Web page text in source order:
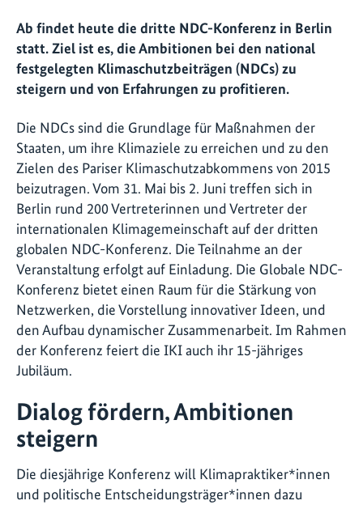
Ab findet heute die dritte NDC-Konferenz in Berlin
statt. Ziel ist es, die Ambitionen bei den national
festgelegten Klimaschutzbeiträgen (NDCs) zu
steigern und von Erfahrungen zu profitieren.
Die NDCs sind die Grundlage für Maßnahmen der
Staaten, um ihre Klimaziele zu erreichen und zu den
Zielen des Pariser Klimaschutzabkommens von 2015
beizutragen. Vom 31. Mai bis 2. Juni treffen sich in
Berlin rund 200 Vertreterinnen und Vertreter der
internationalen Klimagemeinschaft auf der dritten
globalen NDC-Konferenz. Die Teilnahme an der
Veranstaltung erfolgt auf Einladung. Die Globale NDC-
Konferenz bietet einen Raum für die Stärkung von
Netzwerken, die Vorstellung innovativer Ideen, und
den Aufbau dynamischer Zusammenarbeit. Im Rahmen
der Konferenz feiert die IKI auch ihr 15-jähriges
Jubiläum.
Dialog fördern, Ambitionen
steigern
Die diesjährige Konferenz will Klimapraktiker*innen
und politische Entscheidungsträger*innen dazu